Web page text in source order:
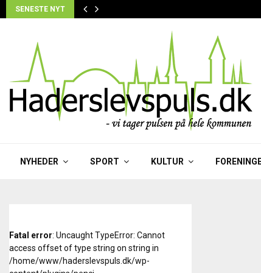
SENESTE NYT
NYHEDER SPORT KULTUR
Fatal error: Uncaught TypeError: Cannot
access offset of type string on string in
/home/www/haderslevspuls.dk/wp-